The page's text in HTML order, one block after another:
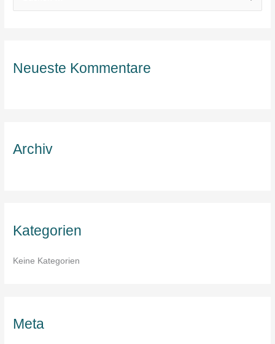
e
h
Neueste Kommentare
Archiv
Kategorien
Keine Kategorien
Meta